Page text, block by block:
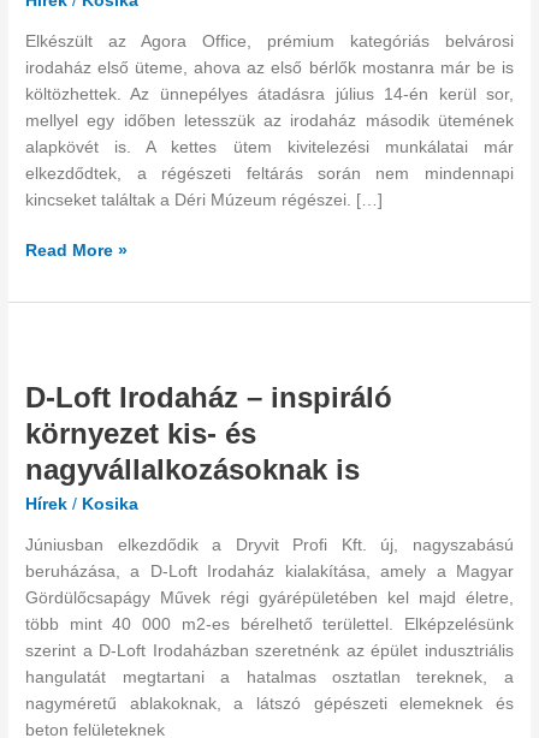
Elkészült az Agora Office, prémium kategóriás belvárosi
irodaház első üteme, ahova az első bérlők mostanra már be is
költözhettek. Az ünnepélyes átadásra július 14-én kerül sor,
mellyel egy időben letesszük az irodaház második ütemének
alapkövét is. A kettes ütem kivitelezési munkálatai már
elkezdődtek, a régészeti feltárás során nem mindennapi
kincseket találtak a Déri Múzeum régészei. […]
Read More »
D-Loft Irodaház – inspiráló
környezet kis- és
nagyvállalkozásoknak is
Hírek / Kosika
Júniusban elkezdődik a Dryvit Profi Kft. új, nagyszabású
beruházása, a D-Loft Irodaház kialakítása, amely a Magyar
Gördülőcsapágy Művek régi gyárépületében kel majd életre,
több mint 40 000 m2-es bérelhető területtel. Elképzelésünk
szerint a D-Loft Irodaházban szeretnénk az épület indusztriális
hangulatát megtartani a hatalmas osztatlan tereknek, a
nagyméretű ablakoknak, a látszó gépészeti elemeknek és
beton felületeknek
Irodaház
–
inspiráló
környezet
kis-
nagyvállalkozásoknak
is